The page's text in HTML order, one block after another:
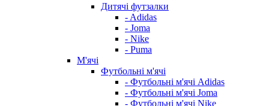
Дитячі футзалки
- Adidas
- Joma
- Nike
- Puma
М'ячі
Футбольні м'ячі
- Футбольні м'ячі Adidas
- Футбольні м'ячі Joma
- Футбольні м'ячі Nike